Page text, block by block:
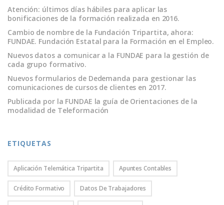
Atención: últimos días hábiles para aplicar las
bonificaciones de la formación realizada en 2016.
Cambio de nombre de la Fundación Tripartita, ahora:
FUNDAE. Fundación Estatal para la Formación en el Empleo.
Nuevos datos a comunicar a la FUNDAE para la gestión de
cada grupo formativo.
Nuevos formularios de Dedemanda para gestionar las
comunicaciones de cursos de clientes en 2017.
Publicada por la FUNDAE la guía de Orientaciones de la
modalidad de Teleformación
ETIQUETAS
Aplicación Telemática Tripartita Apuntes Contables
Crédito Formativo Datos De Trabajadores